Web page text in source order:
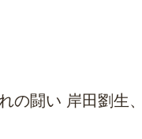
の闘い 岸田劉生